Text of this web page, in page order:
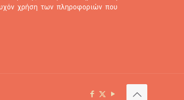
χρήση των πληροφοριών που